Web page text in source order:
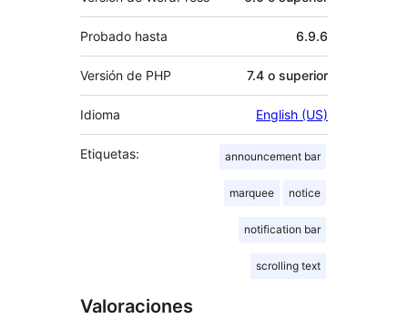
Probado hasta 6.9.6
Versión de PHP 7.4 o superior
Idioma English (US)
Etiquetas: announcement bar
marquee notice
notification bar
scrolling text
Valoraciones